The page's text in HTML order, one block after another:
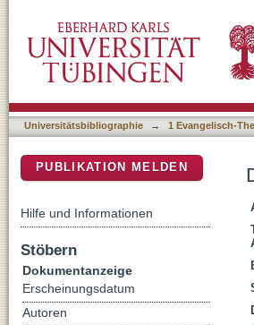
Universitätsbibliographie → 1 Evangelisch-
PUBLIKATION MELDEN
Hilfe und Informationen
Stöbern
Dokumentanzeige
Erscheinungsdatum
Autoren